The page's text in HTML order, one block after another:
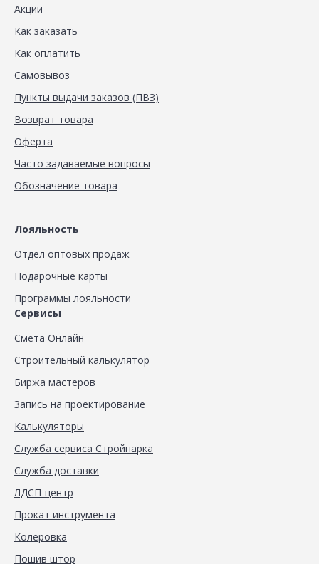
Акции
Как заказать
Как оплатить
Самовывоз
Пункты выдачи заказов (ПВЗ)
Возврат товара
Оферта
Часто задаваемые вопросы
Обозначение товара
Лояльность
Отдел оптовых продаж
Подарочные карты
Программы лояльности
Сервисы
Смета Онлайн
Строительный калькулятор
Биржа мастеров
Запись на проектирование
Калькуляторы
Служба сервиса Стройпарка
Служба доставки
ЛДСП-центр
Прокат инструмента
Колеровка
Пошив штор